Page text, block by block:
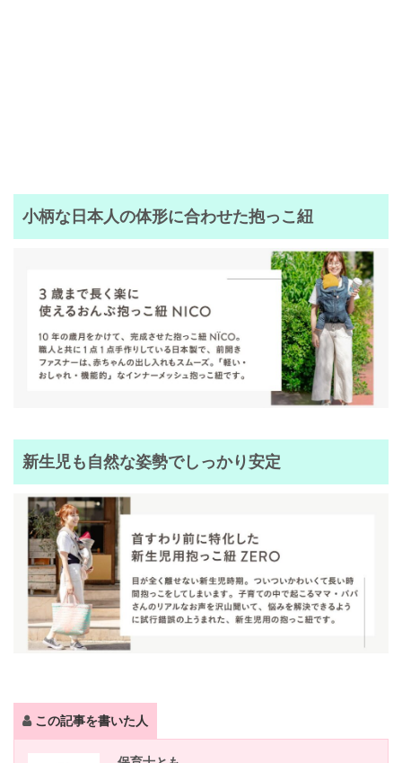
小柄な日本人の体形に合わせた抱っこ紐
新生児も自然な姿勢でしっかり安定
この記事を書いた人